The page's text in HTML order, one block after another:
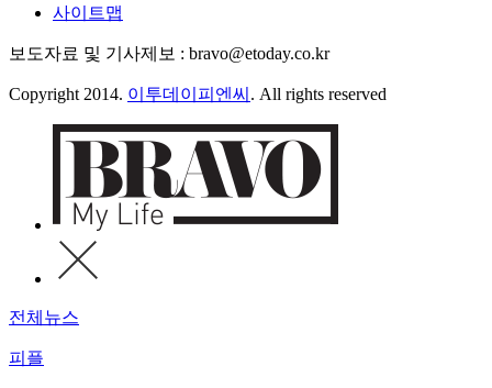
사이트맵
보도자료 및 기사제보 : bravo@etoday.co.kr
Copyright 2014. 이투데이피엔씨 . All rights reserved
전체뉴스
피플